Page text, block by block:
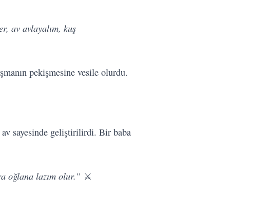
av avlayalım, kuş
pekişmesine vesile olurdu.
av sayesinde geliştirilirdi. Bir baba
oğlana lazım olur.” ⚔️